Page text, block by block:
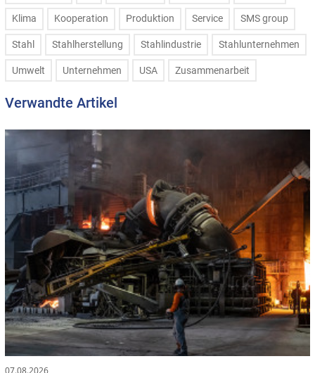
Klima Kooperation Produktion Service SMS group
Stahl Stahlherstellung Stahlindustrie Stahlunternehmen
Umwelt Unternehmen USA Zusammenarbeit
Verwandte Artikel
07.08.2026